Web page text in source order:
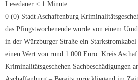
Lesedauer < 1 Minute
0 (0) Stadt Aschaffenburg
das Pfingstwochenende wurde von einem
in der Würzburger Straße ein
einen Wert von rund 1.000 Euro. Kreis
Kriminalitätsgeschehen Sachbeschädigungen